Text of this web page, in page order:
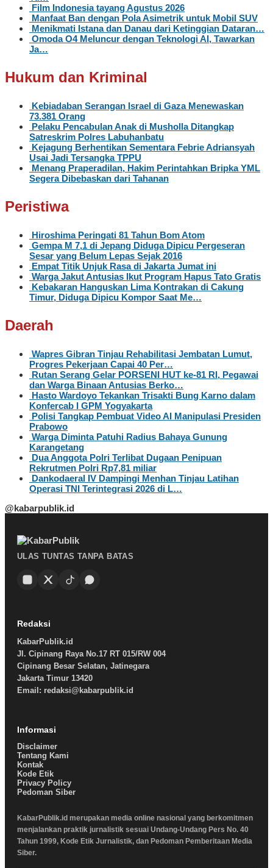
Film Indonesia tayang Agustus 2026
Manfaat Ban dengan Pola Asimetrik untuk Mobil SUV
Menikmati Istana dan Danau dari Ketinggian Dataran…
Omoda O4 Meluncur dengan Teknologi AI, Tawarkan
Ja…
Hukum dan Kriminal
Kebiadaban Serangan Israel di Gaza Menewaskan
73.381 Orang
Pelaku Pencabulan Anak di Musholla Ditangkap
Satreskrim Polres Labuhanbatu
Kejagung Berhentikan Sementara Febrie Adriansyah
Usai Jadi Tersangka TPPU
Menang Praperadilan, Hakim Perintahkan Bripka YML
Segera Dibebaskan dari Tahanan
Peristiwa
Hiroshima Peringati 81 Tahun Bom Atom
Gempa M 7,1 di Jepang Diduga Dipicu Pergeseran
Sesar yang Belum Lepas Sejak 2016
Empat Titik Unjuk Rasa di Jakarta Jumat ini
Warga Jakut Antusias Ikut Program Hapus Tato Gratis
Kebakaran Hanguskan Lima Kontrakan di Cakung
Timur, Diduga Dipicu Kompor Saat Me…
Daerah
Wapres Gibran Tinjau Rehabilitasi Jembatan Lumut,
Progres Pekerjaan Capai 40 Per…
Rutan Serang Gelar PORSENI HUT ke-81 RI, Pegawai
dan Warga Binaan Antusias Berko…
Hasto Wardoyo Tekankan Trisakti Bung Karno dalam
Konfercab I GPM Yogyakarta
Polisi Tangkap Pembuat Video AI Manipulasi Presiden
Prabowo
Warga Diminta Patuhi Radius Bahaya Gunung
Karangetang
Dua Anggota Polri Terlibat Dugaan Penipuan
Rekrutmen Polri Rp7,81 miliar
Dankodaeral IV Dampingi Menhan Tinjau Latihan
Operasi TNI Terintegrasi 2026 di L…
@kabarpublik.id
ULAS TUNTAS TANPA BATAS
Redaksi
KabarPublik.id
Jl. Cipinang Raya No.17 RT 015/RW 004
Cipinang Besar Selatan, Jatinegara
Jakarta Timur 13420
Email: redaksi@kabarpublik.id
Informasi
Disclaimer
Tentang Kami
Kontak
Kode Etik
Privacy Policy
Pedoman Siber
KabarPublik.id merupakan media online nasional yang berkomitmen
menjalankan praktik jurnalistik sesuai Undang-Undang Pers No. 40
Tahun 1999, Kode Etik Jurnalistik, dan Pedoman Pemberitaan Media
Siber.